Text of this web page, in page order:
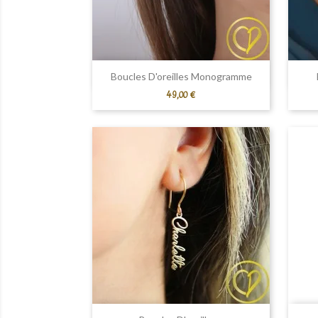
Boucles D'oreilles Monogramme
Prix
49,00 €
Aperçu rapide